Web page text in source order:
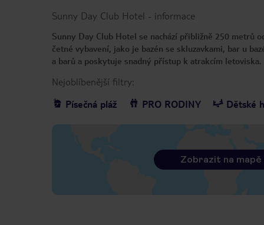
Sunny Day Club Hotel - informace
Sunny Day Club Hotel se nachází přibližně 250 metrů
četné vybavení, jako je bazén se skluzavkami, bar u
a barů a poskytuje snadný přístup k atrakcím
Nejoblíbenější filtry:
Písečná pláž
PRO RODINY Dětské
Zobrazit na mapě